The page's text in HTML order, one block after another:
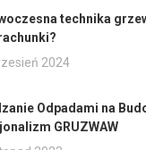
technika
2024
Odpadami na
GRUZWAW